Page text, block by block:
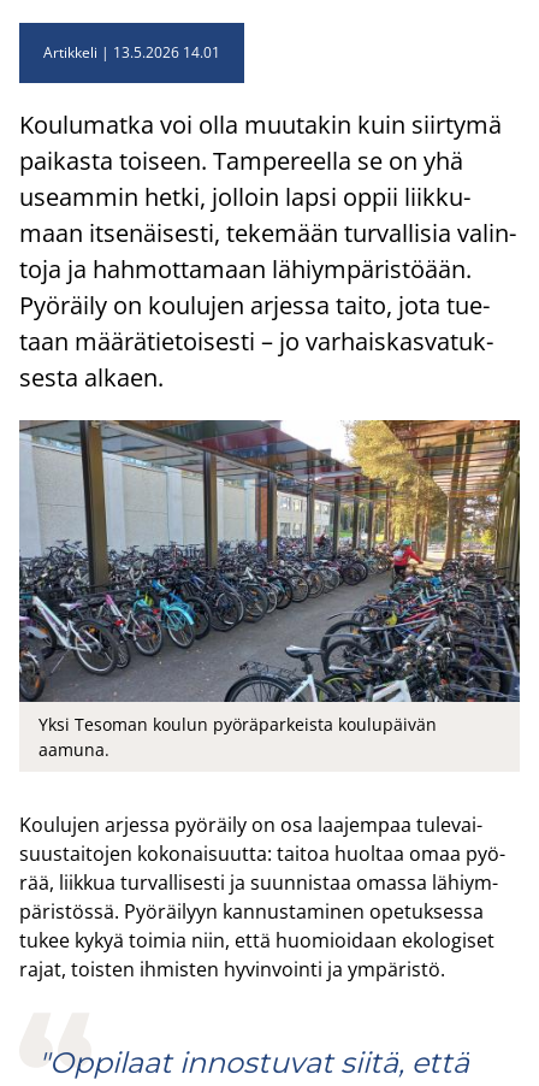
Artikkeli 13.5.2026 14.01
Kou­lu­mat­ka voi olla muu­ta­kin kuin siir­ty­mä
pai­kas­ta toi­seen. Tam­pe­reel­la se on yhä
useam­min hetki, jol­loin lapsi oppii liik­ku­
maan it­se­näi­ses­ti, te­ke­mään tur­val­li­sia va­lin­
to­ja ja hah­mot­ta­maan lä­hiym­pä­ris­töään.
Pyö­räi­ly on kou­lu­jen ar­jes­sa taito, jota tue­
taan mää­rä­tie­toi­ses­ti – jo var­hais­kas­va­tuk­
ses­ta al­kaen.
Yksi Tesoman koulun pyöräparkeista koulupäivän
aamuna.
Kou­lu­jen ar­jes­sa pyö­räi­ly on osa laa­jem­paa tu­le­vai­
suus­tai­to­jen ko­ko­nai­suut­ta: tai­toa huol­taa omaa pyö­
rää, liik­kua tur­val­li­ses­ti ja suun­nis­taa omas­sa lä­hiym­
pä­ris­tös­sä. Pyö­räi­lyyn kan­nus­ta­mi­nen ope­tuk­ses­sa
tukee kykyä toi­mia niin, että huo­mioi­daan eko­lo­gi­set
rajat, tois­ten ih­mis­ten hy­vin­voin­ti ja ym­pä­ris­tö.
"Oppilaat innostuvat siitä, että